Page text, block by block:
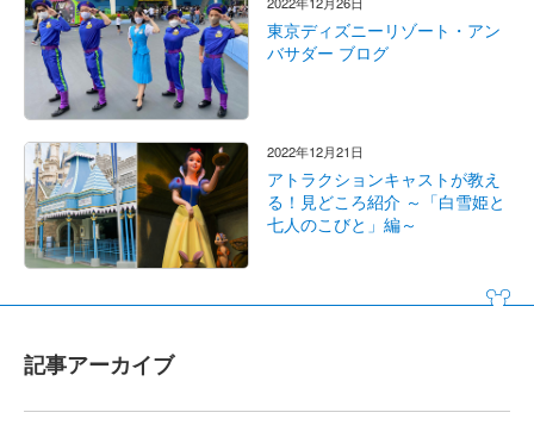
東京ディズニーリゾート・アン
バサダー ブログ
2022年12月21日
アトラクションキャストが教え
る！見どころ紹介 ～「白雪姫と
七人のこびと」編～
記事アーカイブ